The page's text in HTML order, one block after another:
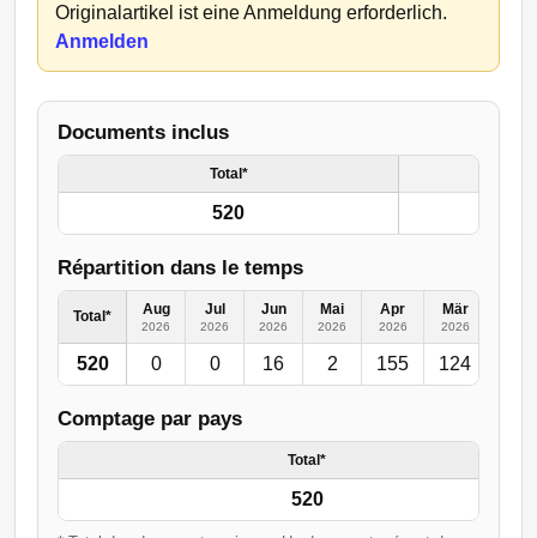
Originalartikel ist eine Anmeldung erforderlich.
Anmelden
Documents inclus
Total*
520
Répartition dans le temps
Total* Aug
2026
Jul
2026
Jun
2026
Mai
2026
Apr
2026
Mär
2026
520 0 0 16 2 155 124
Comptage par pays
Total*
520